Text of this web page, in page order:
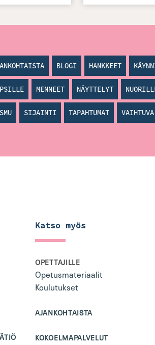
BLOGI HANKKEET
MENNEET NÄYTTELYT
SIJAINTI TAPAHTUMAT VAIHTUVA
Katso myös
OPETTAJILLE
Opetusmateriaalit
Koulutukset
AJANKOHTAISTA
KOKOELMAPALVELUT